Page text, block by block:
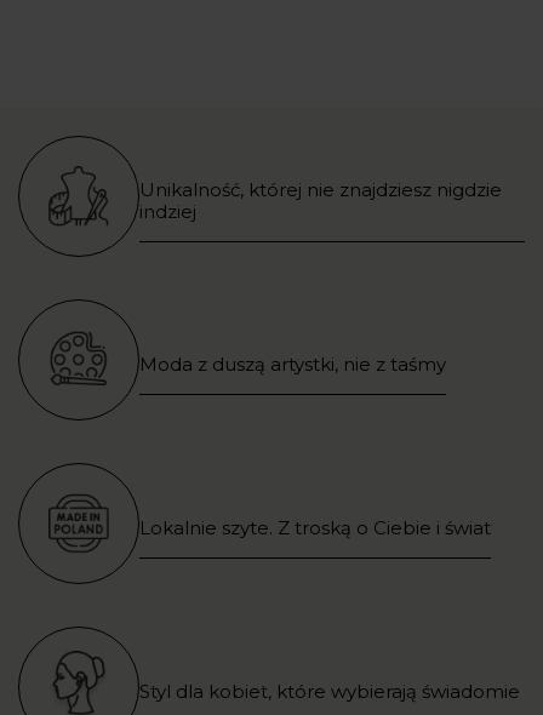
Unikalność, której nie znajdziesz nigdzie
indziej
Moda z duszą artystki, nie z taśmy
Lokalnie szyte. Z troską o Ciebie i świat
Styl dla kobiet, które wybierają świadomie